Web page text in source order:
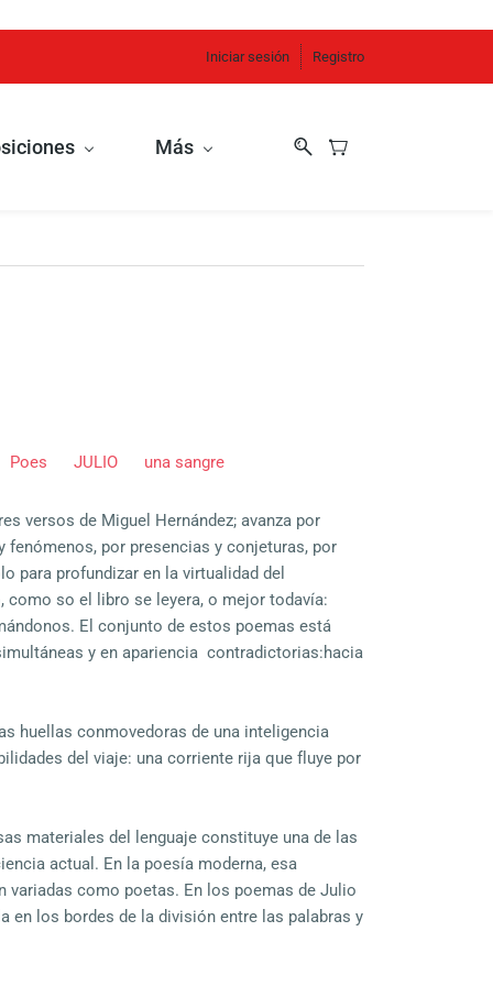
Iniciar sesión Registro
Más
Poes JULIO una sangre
versos de Miguel Hernández; avanza por
fenómenos, por presencias y conjeturas, por
para profundizar en la virtualidad del
como so el libro se leyera, o mejor todavía:
El conjunto de estos poemas está
y en apariencia contradictorias:hacia
huellas conmovedoras de una inteligencia
del viaje: una corriente rija que fluye por
materiales del lenguaje constituye una de las
actual. En la poesía moderna, esa
variadas como poetas. En los poemas de Julio
en los bordes de la división entre las palabras y